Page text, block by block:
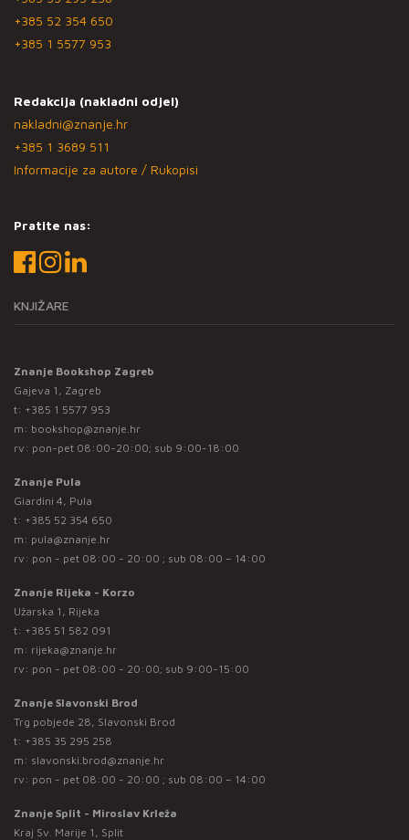
+385 52 354 650
+385 1 5577 953
Redakcija (nakladni odjel)
nakladni@znanje.hr
+385 1 3689 511
Informacije za autore / Rukopisi
Pratite nas:
KNJIŽARE
Znanje Bookshop Zagreb
Gajeva 1, Zagreb
t: +385 1 5577 953
m: bookshop@znanje.hr
rv: pon-pet 08:00-20:00; sub 9:00-18:00
Znanje Pula
Giardini 4, Pula
t: +385 52 354 650
m: pula@znanje.hr
rv: pon - pet 08:00 - 20:00 ; sub 08:00 – 14:00
Znanje Rijeka - Korzo
Užarska 1, Rijeka
t: +385 51 582 091
m: rijeka@znanje.hr
rv: pon - pet 08:00 - 20:00; sub 9:00-15:00
Znanje Slavonski Brod
Trg pobjede 28, Slavonski Brod
t: +385 35 295 258
m: slavonski.brod@znanje.hr
rv: pon - pet 08:00 - 20:00 ; sub 08:00 – 14:00
Znanje Split - Miroslav Krleža
Kraj Sv. Marije 1, Split